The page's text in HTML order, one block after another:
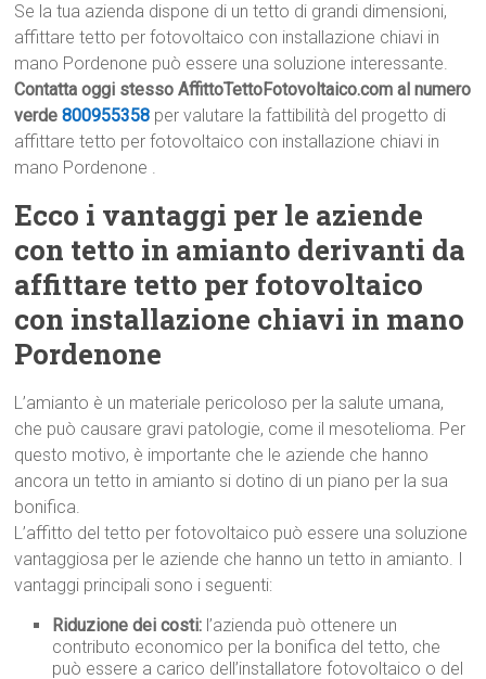
Se la tua azienda dispone di un tetto di grandi dimensioni,
affittare tetto per fotovoltaico con installazione chiavi in
mano Pordenone può essere una soluzione interessante.
Contatta oggi stesso AffittoTettoFotovoltaico.com al numero
verde800955358 per valutare la fattibilità del progetto di
affittare tetto per fotovoltaico con installazione chiavi in
mano Pordenone .
Ecco i vantaggi per le aziende
con tetto in amianto derivanti da
affittare tetto per fotovoltaico
con installazione chiavi in mano
Pordenone
L’amianto è un materiale pericoloso per la salute umana,
che può causare gravi patologie, come il mesotelioma. Per
questo motivo, è importante che le aziende che hanno
ancora un tetto in amianto si dotino di un piano per la sua
bonifica.
L’affitto del tetto per fotovoltaico può essere una soluzione
vantaggiosa per le aziende che hanno un tetto in amianto. I
vantaggi principali sono i seguenti:
Riduzione dei costi: l’azienda può ottenere un
contributo economico per la bonifica del tetto, che
può essere a carico dell’installatore fotovoltaico o del